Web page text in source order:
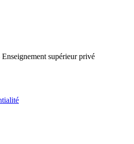
Enseignement supérieur privé